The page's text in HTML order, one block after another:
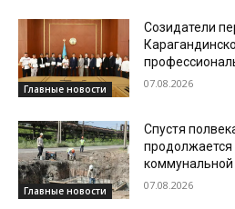
Главные новости
Созидатели
07.08.2026
Главные новости
Спустя
07.08.2026